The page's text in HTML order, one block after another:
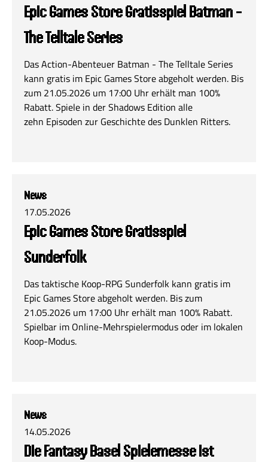
Epic Games Store Gratisspiel Batman -
The Telltale Series
Das Action-Abenteuer Batman - The Telltale Series
kann gratis im Epic Games Store abgeholt werden. Bis
zum 21.05.2026 um 17:00 Uhr erhält man 100%
Rabatt. Spiele in der Shadows Edition alle
zehn Episoden zur Geschichte des Dunklen Ritters.
News
17.05.2026
Epic Games Store Gratisspiel
Sunderfolk
Das taktische Koop-RPG Sunderfolk kann gratis im
Epic Games Store abgeholt werden. Bis zum
21.05.2026 um 17:00 Uhr erhält man 100% Rabatt.
Spielbar im Online-Mehrspielermodus oder im lokalen
Koop-Modus.
News
14.05.2026
Die Fantasy Basel Spielemesse ist